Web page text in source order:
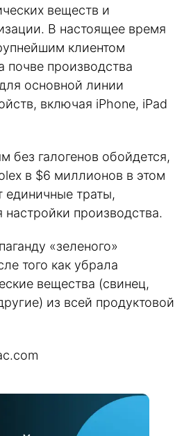
веществ и
В настоящее время
клиентом
почве производства
основной линии
включая iPhone, iPad
без галогенов обойдется,
в $6 миллионов в этом
единичные траты,
производства.
«зеленого»
того как убрала
вещества (свинец,
из всей продуктовой